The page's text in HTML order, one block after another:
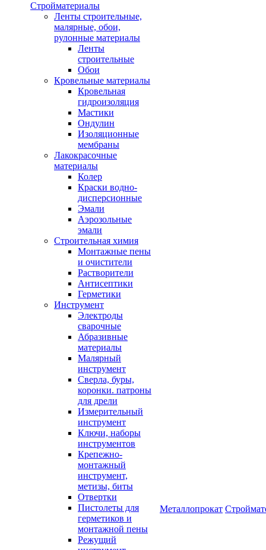
Стройматериалы
Ленты строительные,
малярные, обои,
рулонные материалы
Ленты
строительные
Обои
Кровельные материалы
Кровельная
гидроизоляция
Мастики
Ондулин
Изоляционные
мембраны
Лакокрасочные
материалы
Колер
Краски водно-
дисперсионные
Эмали
Аэрозольные
эмали
Строительная химия
Монтажные пены
и очистители
Растворители
Антисептики
Герметики
Инструмент
Электроды
сварочные
Абразивные
материалы
Малярный
инструмент
Сверла, буры,
коронки. патроны
для дрели
Измерительный
инструмент
Ключи, наборы
инструментов
Крепежно-
монтажный
инструмент,
метизы, биты
Отвертки
Пистолеты для
герметиков и
монтажной пены
Режущий
Металлопрокат